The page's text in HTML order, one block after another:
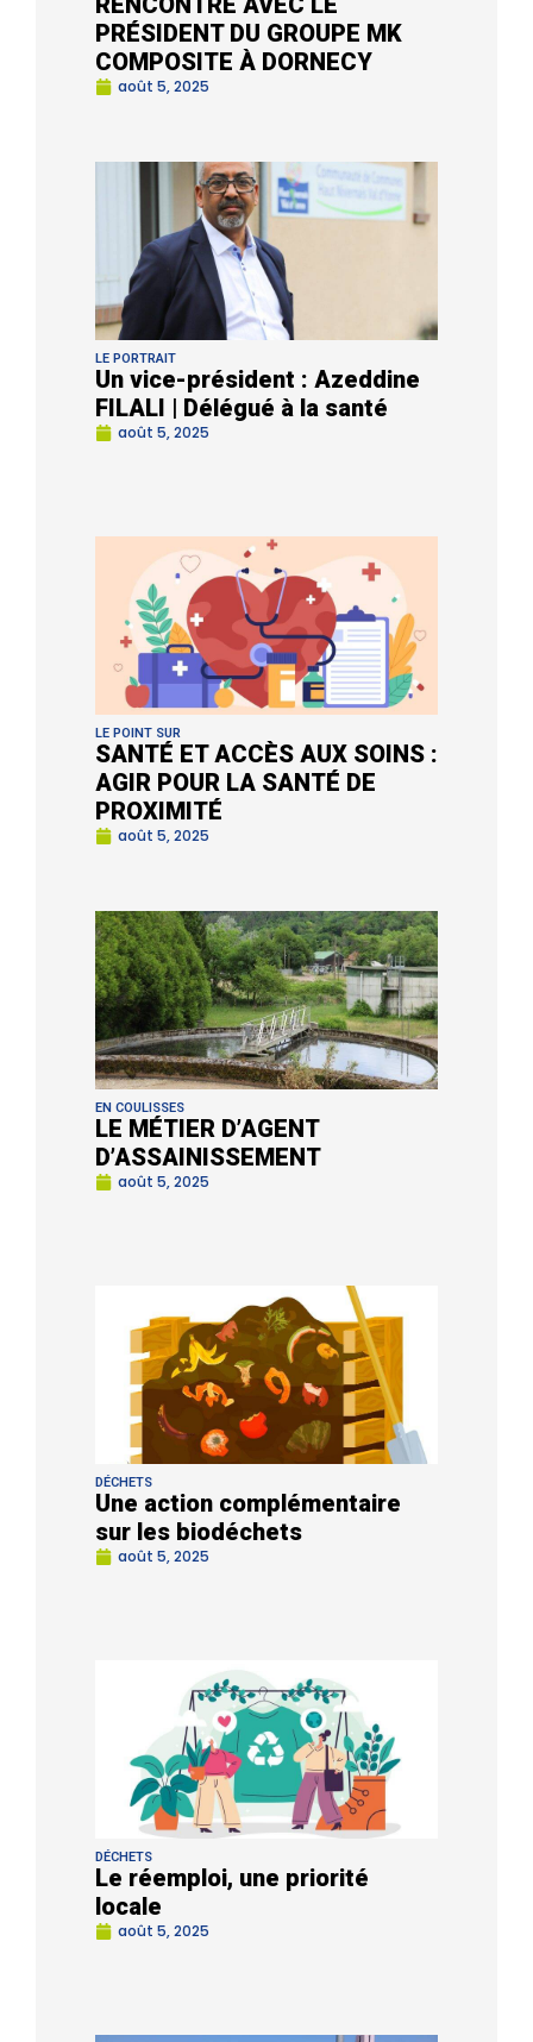
PRÉSIDENT DU GROUPE MK
COMPOSITE À DORNECY
août 5, 2025
LE PORTRAIT
Un vice-président : Azeddine
FILALI | Délégué à la santé
août 5, 2025
LE POINT SUR
SANTÉ ET ACCÈS AUX SOINS :
AGIR POUR LA SANTÉ DE
PROXIMITÉ
août 5, 2025
EN COULISSES
LE MÉTIER D’AGENT
D’ASSAINISSEMENT
août 5, 2025
DÉCHETS
Une action complémentaire
sur les biodéchets
août 5, 2025
DÉCHETS
Le réemploi, une priorité
locale
août 5, 2025